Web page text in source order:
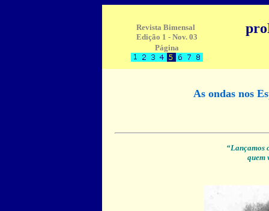
Revista Bimensal
Edição 1 - Nov. 03
Página
As ondas nos
“Lançamos
quem